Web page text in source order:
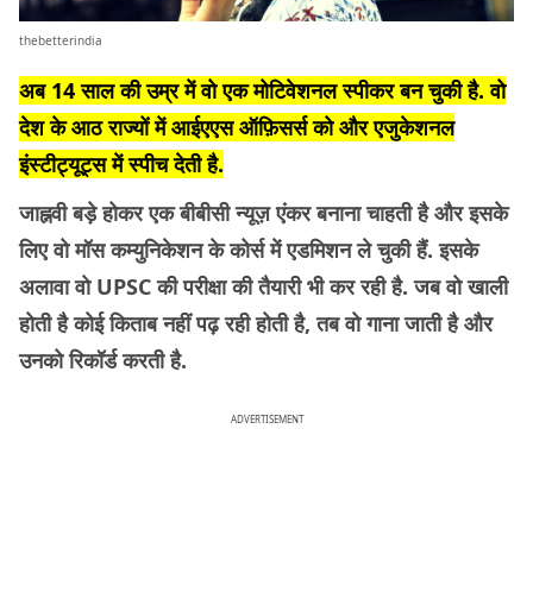
thebetterindia
अब 14 साल की उम्र में वो एक मोटिवेशनल स्पीकर बन चुकी है. वो
देश के आठ राज्यों में आईएएस ऑफ़िसर्स को और एजुकेशनल
इंस्टीट्यूट्स में स्पीच देती है.
जाह्नवी बड़े होकर एक बीबीसी न्यूज़ एंकर बनाना चाहती है और इसके
लिए वो मॉस कम्युनिकेशन के कोर्स में एडमिशन ले चुकी हैं. इसके
अलावा वो UPSC की परीक्षा की तैयारी भी कर रही है. जब वो खाली
होती है कोई किताब नहीं पढ़ रही होती है, तब वो गाना जाती है और
उनको रिकॉर्ड करती है.
ADVERTISEMENT